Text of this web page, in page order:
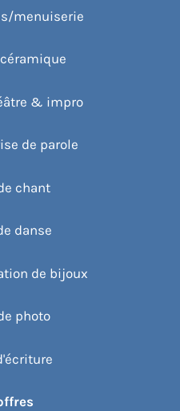
menuiserie
& impro
de parole
chant
danse
de bijoux
photo